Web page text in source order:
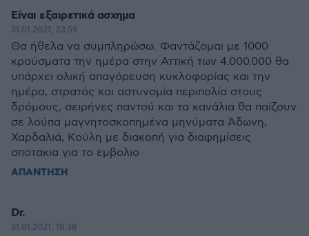
Είναι εξαιρετικά ασχημα
31.01.2021, 23:59
Θα ήθελα να συμπληρώσω. Φαντάζομαι με 1000
κρούσματα την ημέρα στην Αττική των 4.000.000 θα
υπάρχει ολική απαγόρευση κυκλοφορίας και την
ημέρα, στρατός και αστυνομία περιπολία στους
δρόμους, σειρήνες παντού και τα κανάλια θα παίζουν
σε λούπα μαγνητοσκοπημένα μηνύματα Άδωνη,
Χαρδαλιά, Κούλη με διακοπή για διαφημίσεις
σποτακια για το εμβολιο
ΑΠΑΝΤΗΣΗ
Dr.
31.01.2021, 18:38